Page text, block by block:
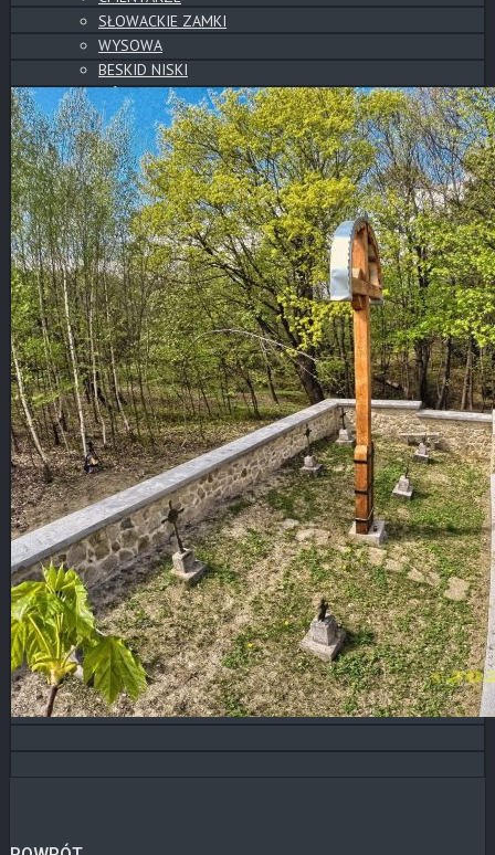
SŁOWACKIE ZAMKI
WYSOWA
BESKID NISKI
GÓRY
TATRY
POZOSTAŁE
Blog
KONTAKT